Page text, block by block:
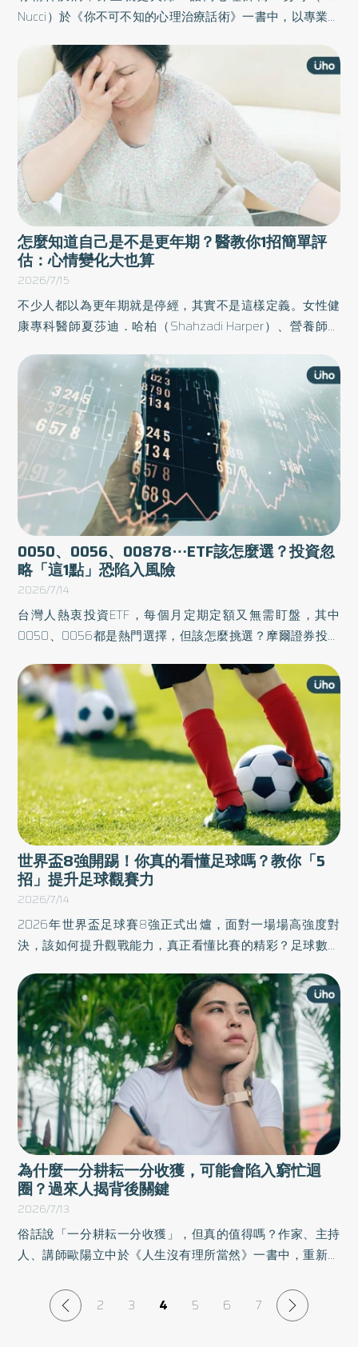
Nucci）於《你不可不知的心理治療話術》一書中，以專業角
理論和科學研究，釐清40個心理治療的迷思，幫助讀者釐清
脈絡，導正觀念。以下為原書摘文：
怎麼知道自己是不是更年期？醫教你1招簡單評
估：心情變化大也算
2026/7/15
不少人都以為更年期就是停經，其實不是這樣定義。女性健
康專科醫師夏莎迪．哈柏（Shahzadi Harper）、營養師艾
在轉變》一書中，以「更年期前期」為核心破題，透過全人
照護視角，納入睡眠、壓力、運動、性與關係等生活面向，
幫助讀者能用「系統化方式」重建身心節奏。以下為原書摘
文：
0050、0056、00878⋯ETF該怎麼選？投資忽
略「這1點」恐陷入風險
2026/7/14
台灣人熱衷投資ETF，每個月定期定額又無需盯盤，其中
0050、0056都是熱門選擇，但該怎麼挑選？摩爾證券投資
策略，內容從基礎原理出發，介紹各類ETF產品與市場型態，
並進一步說明挑選高股息與市值型ETF的方法，帶領讀者創造
資產倍增的可能。以下為原書摘文：
世界盃8強開踢！你真的看懂足球嗎？教你「5
招」提升足球觀賽力
2026/7/14
2026年世界盃足球賽8強正式出爐，面對一場場高強度對
決，該如何提升觀戰能力，真正看懂比賽的精彩？足球數據
從觀賽者的視角出發，帶領讀者理解足球場上的關鍵原理，
即使不熟悉足球術語，也能循序漸進掌握現代足球的運作脈
絡，進而培養敏銳的足球觀賽力。以下為原書摘文：
為什麼一分耕耘一分收獲，可能會陷入窮忙迴
圈？過來人揭背後關鍵
2026/7/13
俗話說「一分耕耘一分收獲」，但真的值得嗎？作家、主持
人、講師歐陽立中於《人生沒有理所當然》一書中，重新檢
的現身說法，帶領讀者看見那些被視為「理所當然」的想法
背後，可能存在的盲點與偏見，並練就敢批判的突圍思考。
2 3 4 5 6 7